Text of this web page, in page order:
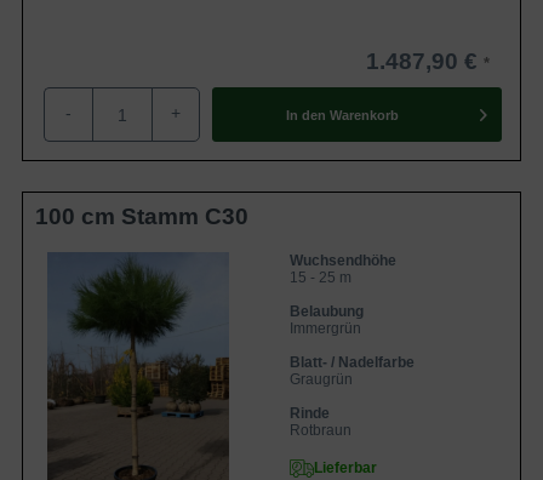
1.487,90 €
- + In den Warenkorb
100 cm Stamm C30
Wuchsendhöhe
15 - 25 m
Belaubung
Immergrün
Blatt- / Nadelfarbe
Graugrün
Rinde
Rotbraun
Lieferbar